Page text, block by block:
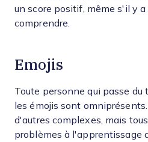
un score positif, même s'il y
comprendre.
Emojis
Toute personne qui passe du
les émojis sont
d'autres complexes, mais
problèmes à l'apprentissage